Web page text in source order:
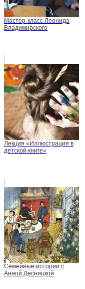
Мастер-класс Леонида
Владимирского
Лекция «Иллюстрация в
детской книге»
Семейные истории с
Анной Десницкой